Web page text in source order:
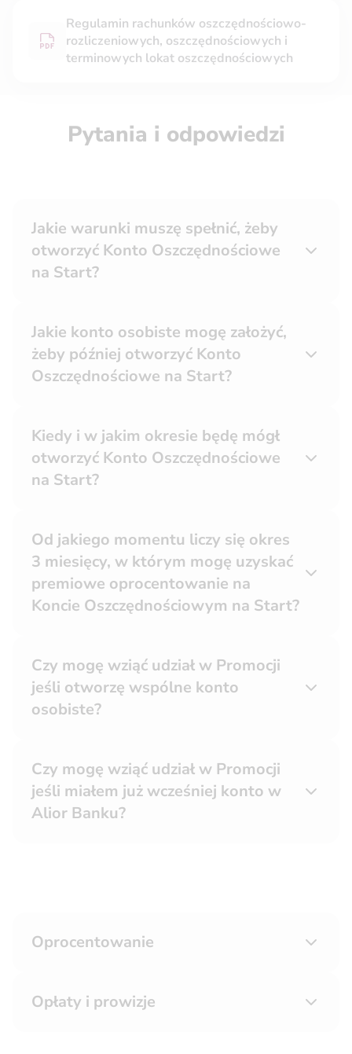
Regulamin rachunków oszczędnościowo-
rozliczeniowych, oszczędnościowych i
terminowych lokat oszczędnościowych
Pytania i odpowiedzi
Jakie warunki muszę spełnić, żeby
otworzyć Konto Oszczędnościowe
na Start?
Jakie konto osobiste mogę założyć,
żeby później otworzyć Konto
Oszczędnościowe na Start?
Kiedy i w jakim okresie będę mógł
otworzyć Konto Oszczędnościowe
na Start?
Od jakiego momentu liczy się okres
3 miesięcy, w którym mogę uzyskać
premiowe oprocentowanie na
Koncie Oszczędnościowym na Start?
Czy mogę wziąć udział w Promocji
jeśli otworzę wspólne konto
osobiste?
Czy mogę wziąć udział w Promocji
jeśli miałem już wcześniej konto w
Alior Banku?
Oprocentowanie
Opłaty i prowizje